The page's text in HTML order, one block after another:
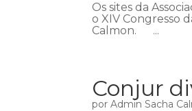
Os sites da
o XIV Congresso
Calmon. ...
Conjur
porAdmin Sacha